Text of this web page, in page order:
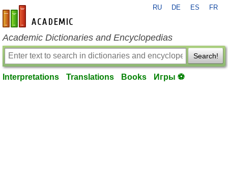
en-academic.com
RU DE ES FR
Academic Dictionaries and Encyclopedias
Search!
Interpretations Translations Books Игры ⚽